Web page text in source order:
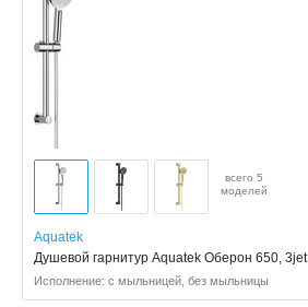
всего 5
моделей
Aquatek
Душевой гарнитур Aquatek Оберон 650, 3jet
Исполнение: с мыльницей, без мыльницы